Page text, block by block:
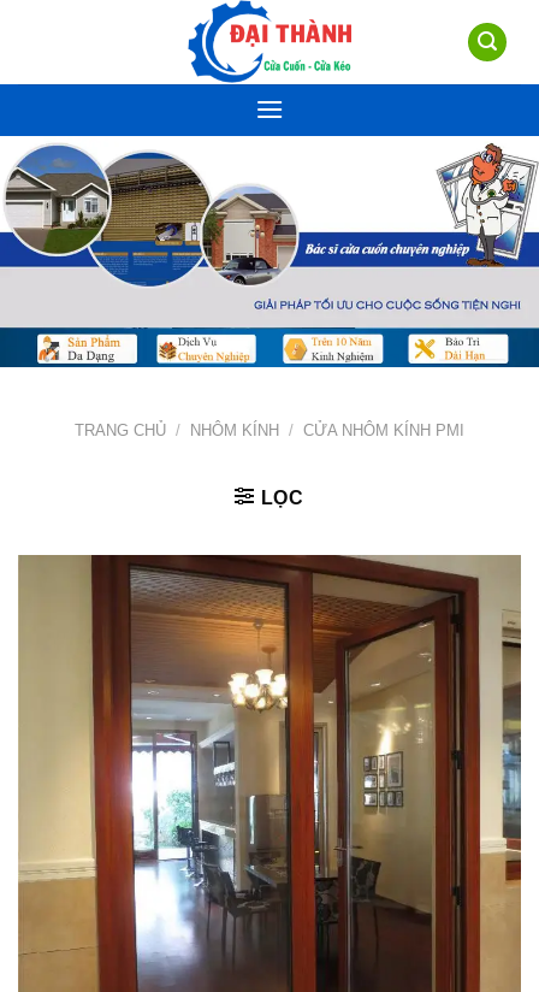
TRANG CHỦ / NHÔM KÍNH / CỬA NHÔM KÍNH PMI
LỌC